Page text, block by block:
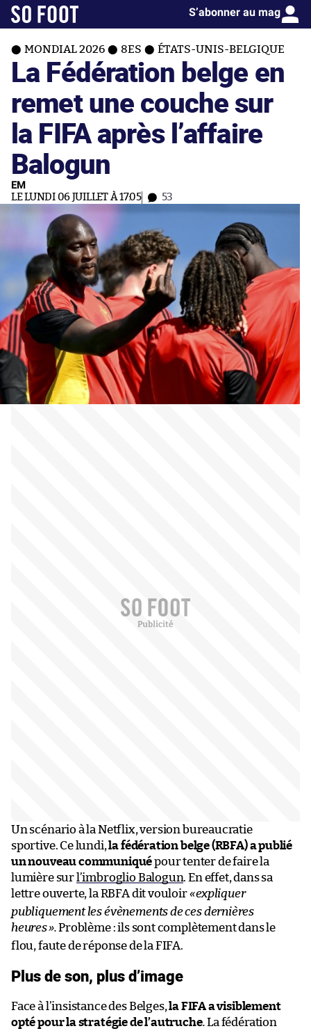
S’abonner au mag
MONDIAL 2026 8ES ÉTATS-UNIS-BELGIQUE
La Fédération belge en
remet une couche sur
la FIFA après l’affaire
Balogun
EM
LE LUNDI 06 JUILLET À 17:05 53
Un scénario à la Netflix, version bureaucratie
sportive. Ce lundi,la fédération belge (RBFA) a publié
un nouveau communiquépour tenter de faire la
lumière sur l’imbroglio Balogun. En effet, dans sa
lettre ouverte, la RBFA dit vouloir«expliquer
publiquement les évènements de ces dernières
heures».Problème : ils sont complètement dans le
flou, faute de réponse de la FIFA.
Plus de son, plus d’image
Face à l’insistance des Belges,la FIFA a visiblement
opté pour la stratégie de l’autruche.La fédération